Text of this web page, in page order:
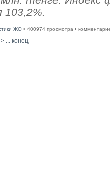
103,2%.
ЖО • 400974 просмотра •
... конец